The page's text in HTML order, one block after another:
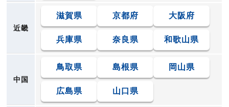
近畿
滋賀県 京都府 大阪府
兵庫県 奈良県 和歌山県
中国
鳥取県 島根県 岡山県
広島県 山口県